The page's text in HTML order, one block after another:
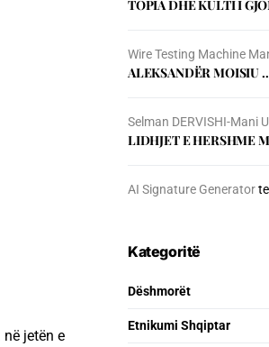
jetën e
TOPIA DHE KULTI I
Wire Testing Machine
ALEKSANDËR MOISIU
Selman DERVISHI-Mani
LIDHJET E HERSHME
AI Signature Generatorte
Kategoritë
Dëshmorët
Etnikumi Shqiptar